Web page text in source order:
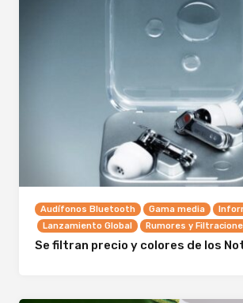
Audífonos Bluetooth Gama media
Lanzamiento Global
Rumores y
Se filtran precio y colores de los